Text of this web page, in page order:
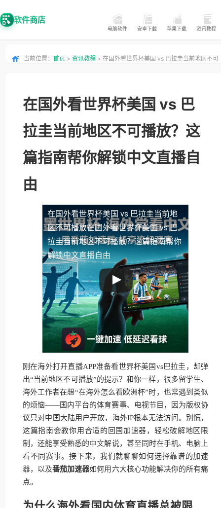
软件商店
电脑软件 安卓下载 苹果下载 资讯教程
当前位置： 首页 > 资讯教程 > 在国外看世界杯美国 vs 巴拉圭当前地区不可
在国外看世界杯美国 vs 巴
拉圭当前地区不可播放？这
篇指南帮你解锁中文直播自
由
在国外看世界杯美国 vs 巴拉圭当前地
区不可播放在国外看世界杯美国 vs 巴
拉圭当前地区不可播放？这篇指南帮你
解锁中文直播自由
刚在海外打开直播APP准备看世界杯美国vs巴拉圭，却弹
出“当前地区不可播放”的提示？和你一样，很多留学生、
海外工作者在想“在海外怎么看欧洲杯”时，也常遇到类似
的烦恼——国内平台的体育赛事、电视节目，因为版权协
议只对中国大陆用户开放，海外IP根本无法访问。别慌，
这篇指南会教你用合适的回国加速器，轻松破解地区限
制，还能享受熟悉的中文解说，甚至同时在手机、电脑上
看不同赛事。接下来，我们就聊聊如何选择靠谱的加速
器，以及番茄加速器如何用六大核心功能解决你的所有痛
点。